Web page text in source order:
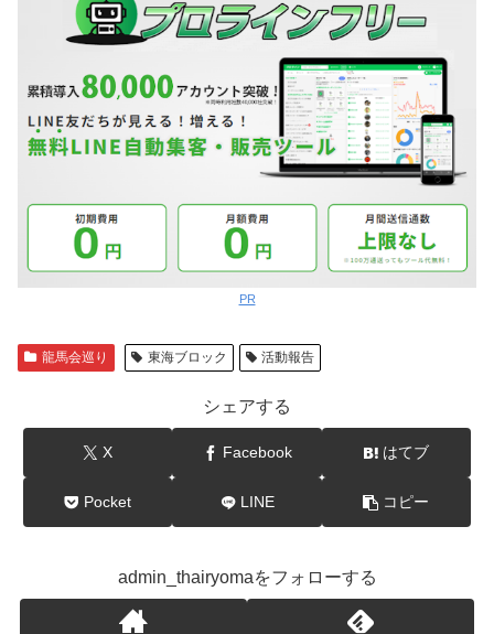
PR
龍馬会巡り 東海ブロック 活動報告
シェアする
X Facebook はてブ
Pocket LINE コピー
admin_thairyomaをフォローする